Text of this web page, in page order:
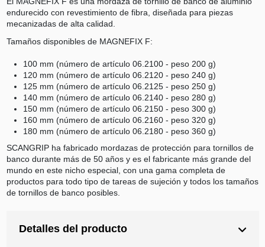
endurecido con revestimiento de fibra, diseñada para piezas
mecanizadas de alta calidad.
Tamaños disponibles de MAGNEFIX F:
100 mm (número de artículo 06.2100 - peso 200 g)
120 mm (número de artículo 06.2120 - peso 240 g)
125 mm (número de artículo 06.2125 - peso 250 g)
140 mm (número de artículo 06.2140 - peso 280 g)
150 mm (número de artículo 06.2150 - peso 300 g)
160 mm (número de artículo 06.2160 - peso 320 g)
180 mm (número de artículo 06.2180 - peso 360 g)
SCANGRIP ha fabricado mordazas de protección para tornillos de
banco durante más de 50 años y es el fabricante más grande del
mundo en este nicho especial, con una gama completa de
productos para todo tipo de tareas de sujeción y todos los tamaños
de tornillos de banco posibles.
Detalles del producto